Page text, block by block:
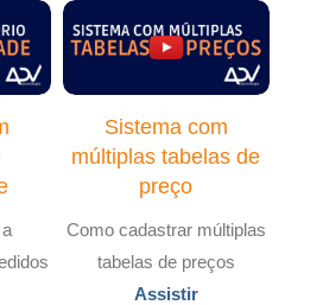
Sistema com
múltiplas tabelas de
preço
Como cadastrar múltiplas
tabelas de preços
Assistir